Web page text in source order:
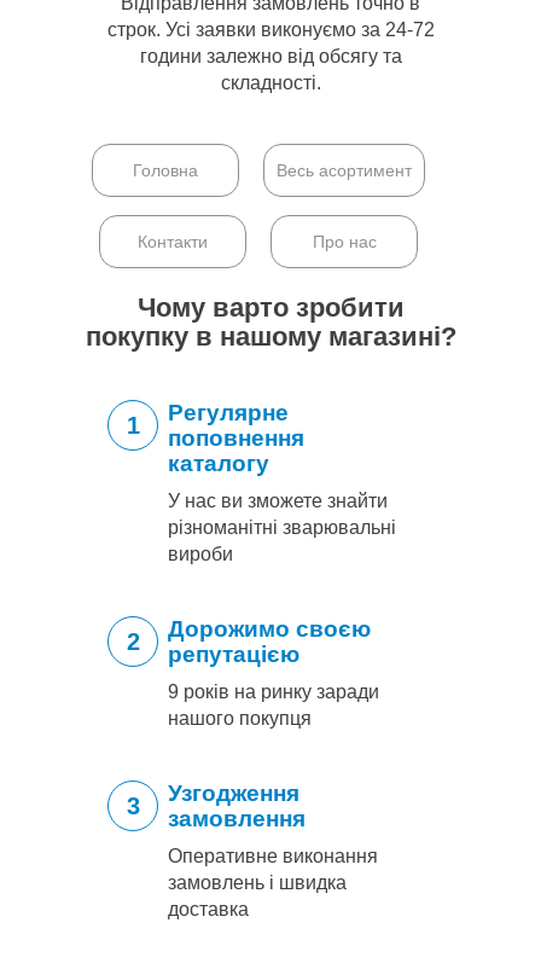
строк. Усі заявки виконуємо за 24-72
години залежно від обсягу та
складності.
Головна Весь асортимент
Контакти Про нас
Чому варто зробити
покупку в нашому магазині?
1
Регулярне
поповнення
каталогу
У нас ви зможете знайти
різноманітні зварювальні
вироби
2
Дорожимо своєю
репутацією
9 років на ринку заради
нашого покупця
3
Узгодження
замовлення
Оперативне виконання
замовлень і швидка
доставка